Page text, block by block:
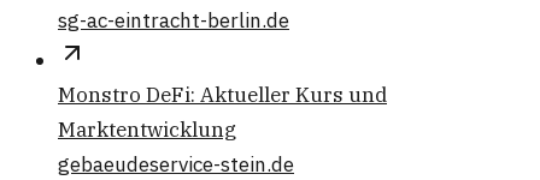
sg-ac-eintracht-berlin.de
Monstro DeFi: Aktueller Kurs und
Marktentwicklung
gebaeudeservice-stein.de